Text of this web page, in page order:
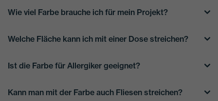
Wie viel Farbe brauche ich für mein Projekt?
Welche Fläche kann ich mit einer Dose streichen?
Ist die Farbe für Allergiker geeignet?
Kann man mit der Farbe auch Fliesen streichen?